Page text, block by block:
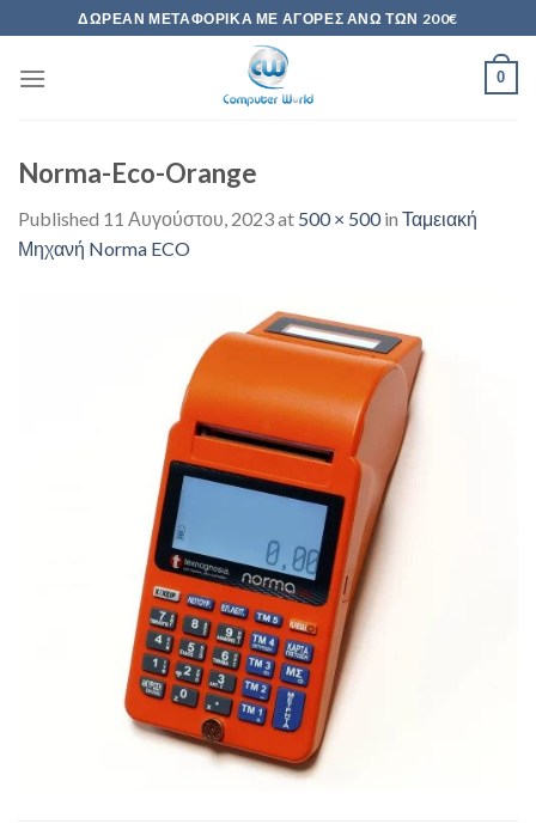
to
content
ΔΩΡΕΆΝ ΜΕΤΑΦΟΡΙΚΆ ΜΕ ΑΓΟΡΈΣ ΆΝΩ ΤΩΝ 200€
0
Norma-Eco-Orange
Published 11 Αυγούστου, 2023at 500 × 500in Ταμειακή
Μηχανή Norma ECO